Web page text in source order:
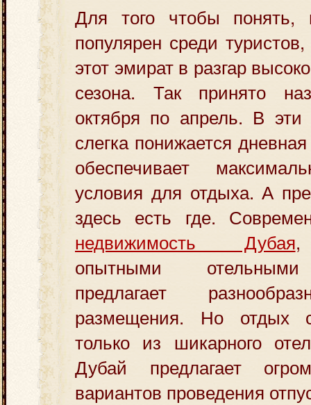
Для того чтобы понять,
популярен среди
этот эмират в разгар
сезона. Так принято
октября по апрель. В
слегка понижается
обеспечивает
условия для отдыха. А
здесь есть где.
недвижимость Дубая,
опытными отельными
предлагает
размещения. Но отдых
только из шикарного
Дубай предлагает
вариантов проведения